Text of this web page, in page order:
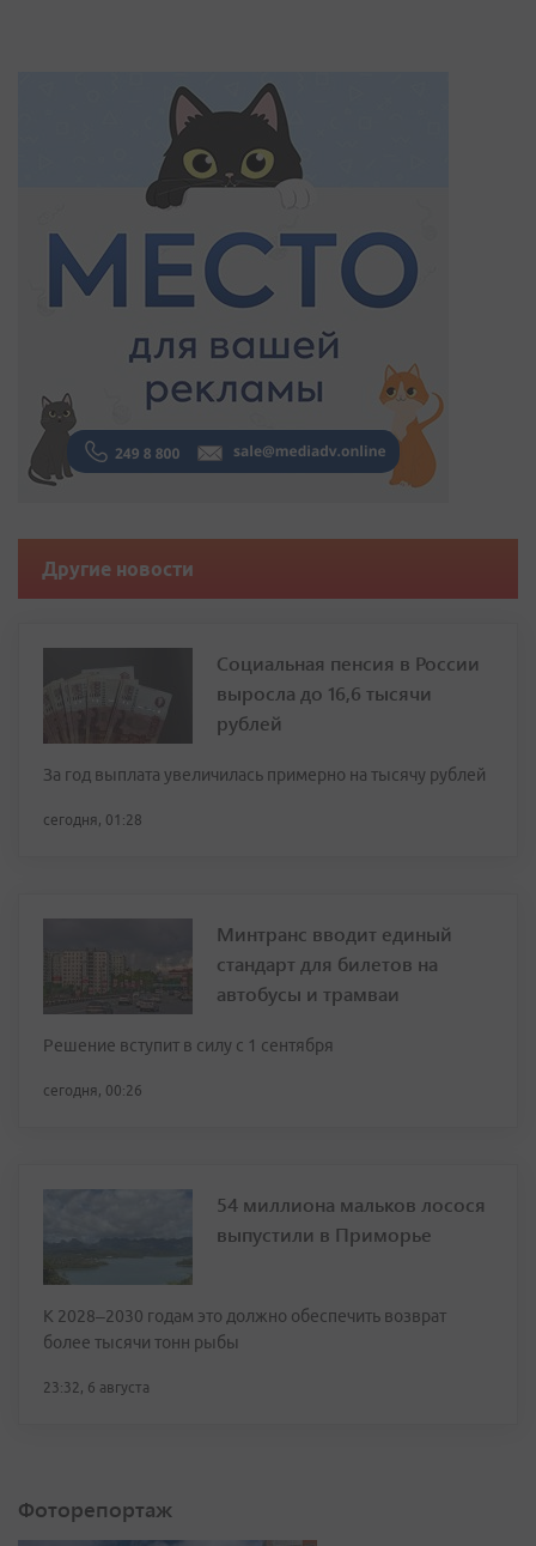
Другие новости
Социальная пенсия в России
выросла до 16,6 тысячи
рублей
За год выплата увеличилась примерно на тысячу рублей
сегодня, 01:28
Минтранс вводит единый
стандарт для билетов на
автобусы и трамваи
Решение вступит в силу с 1 сентября
сегодня, 00:26
54 миллиона мальков лосося
выпустили в Приморье
К 2028–2030 годам это должно обеспечить возврат
более тысячи тонн рыбы
23:32, 6 августа
Фоторепортаж